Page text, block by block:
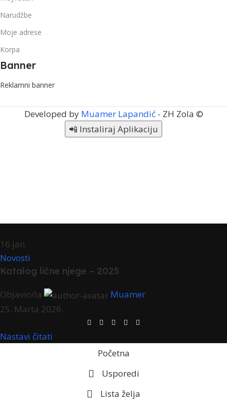
Narudžbe
Moje adrese
Korpa
Banner
Reklamni banner
Developed by Muamer Lapandić- ZH Zola ©
📲 Instaliraj Aplikaciju
16 jan
Novosti
Katalog lične njege – 2025
Objavio/la
Muamer
25. Marta 2026.
Nastavi čitati
Početna
Usporedi
Lista želja